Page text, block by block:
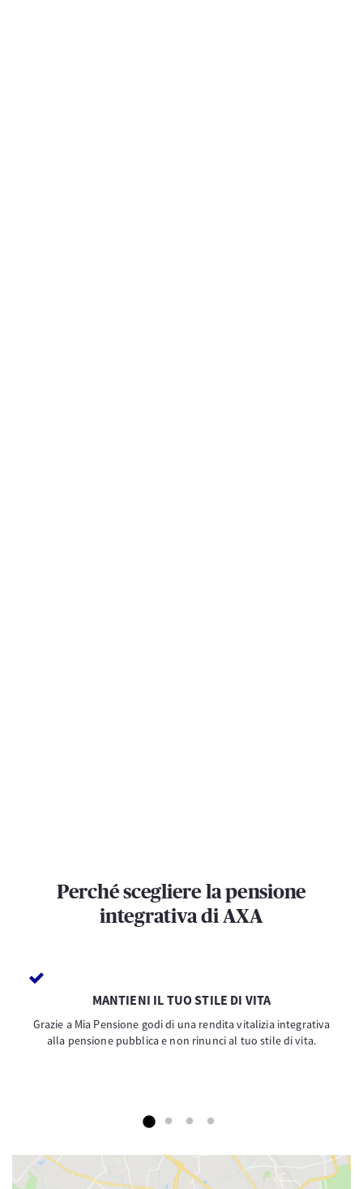
Perché scegliere la pensione
integrativa di AXA
MANTIENI IL TUO STILE DI VITA
Grazie a Mia Pensione godi di una rendita vitalizia integrativa
alla pensione pubblica e non rinunci al tuo stile di vita.